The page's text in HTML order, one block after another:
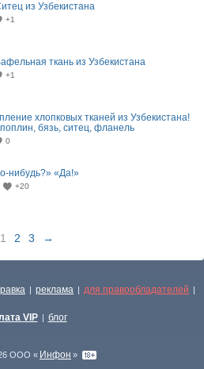
из Узбекистана
+1
ткань из Узбекистана
+1
хлопковых тканей из Узбекистана!
бязь, ситец, фланель
0
нибудь?» «Да!»
+20
1 2 3 →
| реклама | для правообладателей |
VIP | блог
ООО « Инфон »